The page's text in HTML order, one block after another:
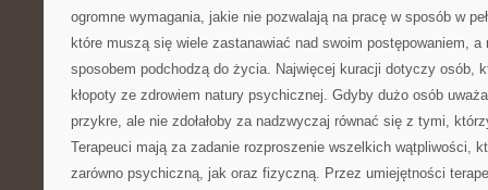
ogromne wymagania, jakie nie pozwalają na pracę w sposób w
które muszą się wiele zastanawiać nad swoim postępowaniem,
sposobem podchodzą do życia. Najwięcej kuracji dotyczy osób,
kłopoty ze zdrowiem natury psychicznej. Gdyby dużo osób
przykre, ale nie zdołałoby za nadzwyczaj równać się z tymi,
Terapeuci mają za zadanie rozproszenie wszelkich wątpliwości,
zarówno psychiczną, jak oraz fizyczną. Przez umiejętności